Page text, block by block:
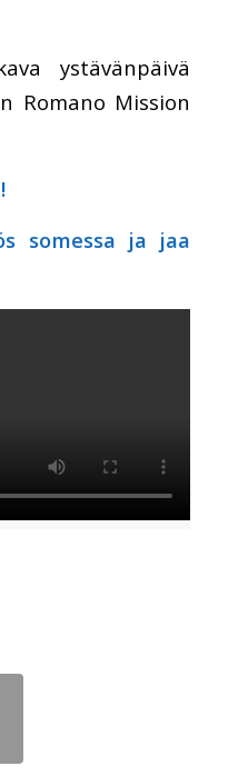
ystävänpäivä
Romano Mission
somessa ja jaa